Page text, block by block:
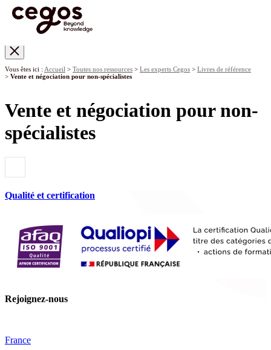
Vous êtes ici : Accueil > Toutes nos ressources > Les experts Cegos > Livres de référence
> Vente et négociation pour non-spécialistes
Vente et négociation pour non-
spécialistes
Qualité et certification
Rejoignez-nous
France